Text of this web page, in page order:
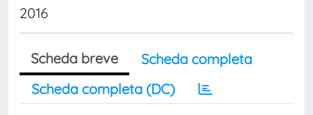
2016
Scheda breve
Scheda completa
Scheda completa (DC)